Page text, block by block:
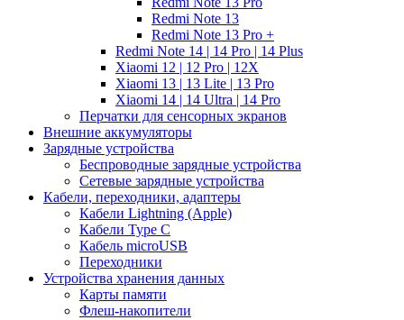
Redmi Note 13
Redmi Note 13 Pro +
Redmi Note 14 | 14 Pro | 14 Plus
Xiaomi 12 | 12 Pro | 12X
Xiaomi 13 | 13 Lite | 13 Pro
Xiaomi 14 | 14 Ultra | 14 Pro
Перчатки для сенсорных экранов
Внешние аккумуляторы
Зарядные устройства
Беспроводные зарядные устройства
Сетевые зарядные устройства
Кабели, переходники, адаптеры
Кабели Lightning (Apple)
Кабели Type C
Кабель microUSB
Переходники
Устройства хранения данных
Карты памяти
Флеш-накопители